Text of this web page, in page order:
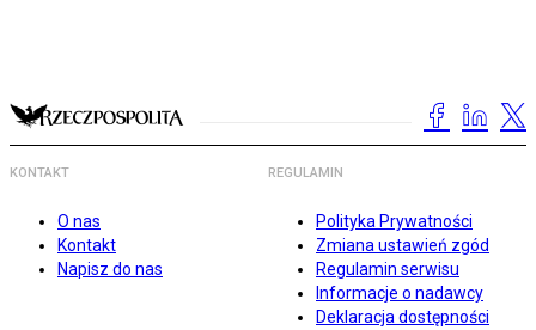
KONTAKT
O nas
Kontakt
Napisz do nas
REGULAMIN
Polityka Prywatności
Zmiana ustawień zgód
Regulamin serwisu
Informacje o nadawcy
Deklaracja dostępności